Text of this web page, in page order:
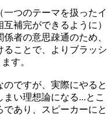
つのテーマを扱ったイ
補完ができるように）
者の意思疎通のため、
ことで、よりブラッシ
す。
ですが、実際にやると
い理想論になる...とこ
あり、スピーカーにと